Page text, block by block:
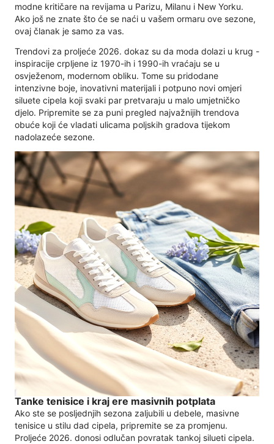
modne kritičare na revijama u Parizu, Milanu i New Yorku.
Ako još ne znate što će se naći u vašem ormaru ove sezone,
ovaj članak je samo za vas.
Trendovi za proljeće 2026. dokaz su da moda dolazi u krug -
inspiracije crpljene iz 1970-ih i 1990-ih vraćaju se u
osvježenom, modernom obliku. Tome su pridodane
intenzivne boje, inovativni materijali i potpuno novi omjeri
siluete cipela koji svaki par pretvaraju u malo umjetničko
djelo. Pripremite se za puni pregled najvažnijih trendova
obuće koji će vladati ulicama poljskih gradova tijekom
nadolazeće sezone.
Tanke tenisice i kraj ere masivnih potplata
Ako ste se posljednjih sezona zaljubili u debele, masivne
tenisice u stilu dad cipela, pripremite se za promjenu.
Proljeće 2026. donosi odlučan povratak tankoj silueti cipela.